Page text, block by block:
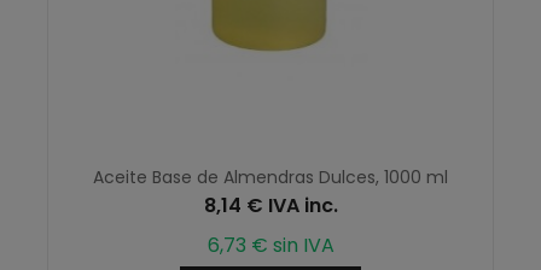
Aceite Base de Almendras Dulces, 1000 ml
8,14 € IVA inc.
6,73 € sin IVA